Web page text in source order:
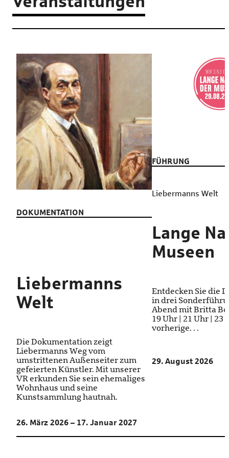
DOKUMENTATION
Liebermanns
Welt
Die Dokumentation zeigt
Liebermanns Weg vom
umstrittenen Außenseiter zum
gefeierten Künstler. Mit unserer
VR erkunden Sie sein ehemaliges
Wohnhaus und seine
Kunstsammlung hautnah.
26. März 2026 – 17. Januar 2027
FÜHRUNG
Liebermanns Welt
Lange
Museen
Entdecken Sie die
in drei
Abend mit Britta
19 Uhr | 21 Uhr | 23
vorherige. . .
29. August 2026